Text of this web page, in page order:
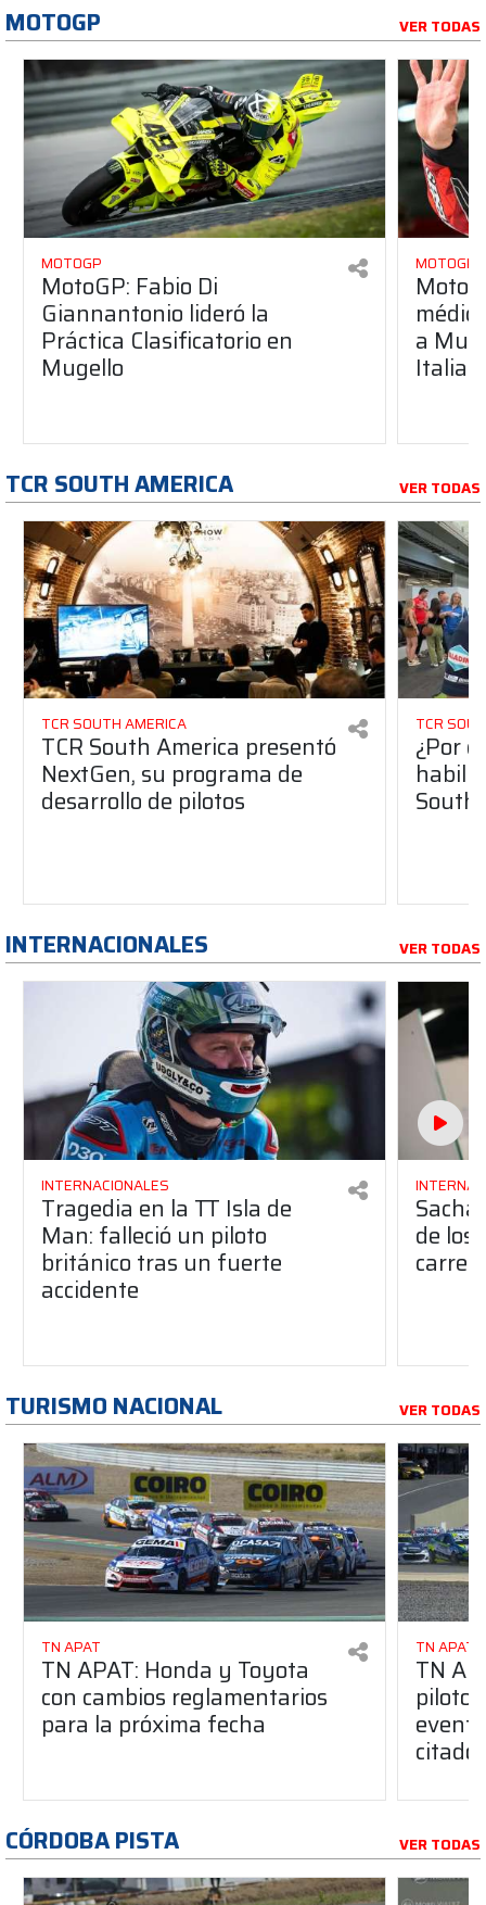
MOTOGP VER TODAS
MOTOGP
MotoGP: Fabio Di
Giannantonio lideró la
Práctica Clasificatorio en
Mugello
MOTOGP
a
Italia
TCR SOUTH AMERICA VER TODAS
TCR SOUTH AMERICA
TCR South America presentó
NextGen, su programa de
desarrollo de pilotos
TCR
¿Por
South
INTERNACIONALES VER TODAS
INTERNACIONALES
Tragedia en la TT Isla de
Man: falleció un piloto
británico tras un fuerte
accidente
de los
TURISMO NACIONAL VER TODAS
TN APAT
TN APAT: Honda y Toyota
con cambios reglamentarios
para la próxima fecha
TN APAT
TN
piloto
citado
CÓRDOBA PISTA VER TODAS